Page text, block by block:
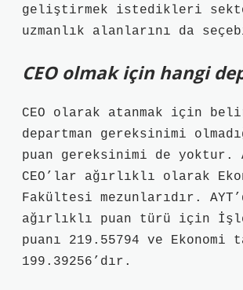
geliştirmek istedikleri
uzmanlık alanlarını da
CEO olmak için hangi
CEO olarak atanmak için
departman gereksinimi
puan gereksinimi de yoktur.
CEO’lar ağırlıklı olarak
Fakültesi mezunlarıdır.
ağırlıklı puan türü için
puanı 219.55794 ve Ekonomi
199.39256’dır.